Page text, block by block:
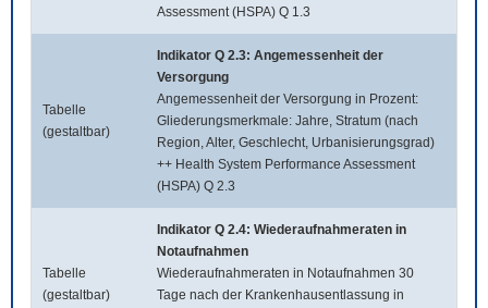
Assessment (HSPA) Q 1.3
Tabelle
(gestaltbar)
Indikator Q 2.3: Angemessenheit der
Versorgung
Angemessenheit der Versorgung in Prozent:
Gliederungsmerkmale: Jahre, Stratum (nach
Region, Alter, Geschlecht, Urbanisierungsgrad)
++ Health System Performance Assessment
(HSPA) Q 2.3
Tabelle
(gestaltbar)
Indikator Q 2.4: Wiederaufnahmeraten in
Notaufnahmen
Wiederaufnahmeraten in Notaufnahmen 30
Tage nach der Krankenhausentlassung in